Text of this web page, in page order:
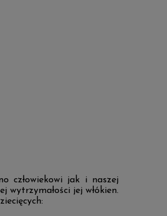
człowiekowi jak i naszej
jej włókien.